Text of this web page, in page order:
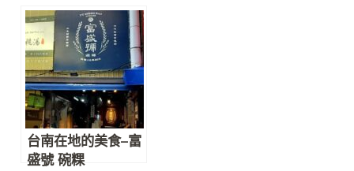
台南在地的美食–富
盛號 碗粿